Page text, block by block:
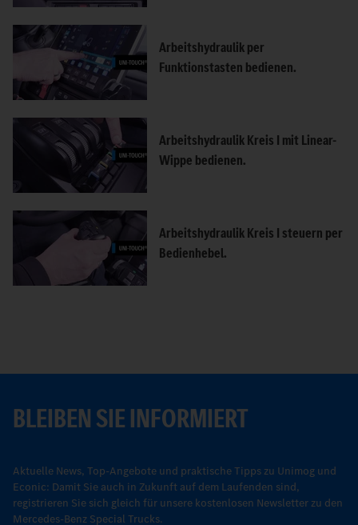
Arbeitshydraulik per
Funktionstasten bedienen.
Arbeitshydraulik Kreis I mit Linear-
Wippe bedienen.
Arbeitshydraulik Kreis I steuern per
Bedienhebel.
BLEIBEN SIE INFORMIERT
Aktuelle News, Top-Angebote und praktische Tipps zu Unimog und
Econic: Damit Sie auch in Zukunft auf dem Laufenden sind,
registrieren Sie sich gleich für unsere kostenlosen Newsletter zu den
Mercedes-Benz Special Trucks.